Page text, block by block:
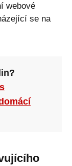
webové
se na